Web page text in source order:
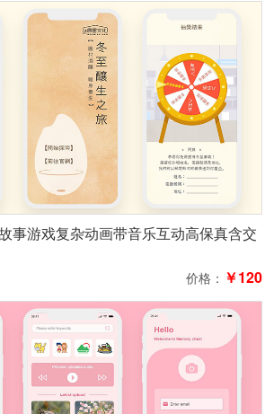
事游戏复杂动画带音乐互动高保真含交
价格： ￥120